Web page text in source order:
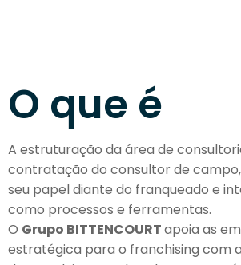
O que é
A estruturação da área de
contratação do consultor de
seu papel diante do franqueado e
como processos e ferramentas.
O Grupo BITTENCOURTapoia as
estratégica para o franchising com